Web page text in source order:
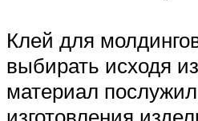
Клей для
выбирать исходя
материал